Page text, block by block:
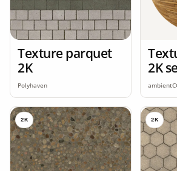
Texture parquet
2K
Polyhaven
2K
2K 2K